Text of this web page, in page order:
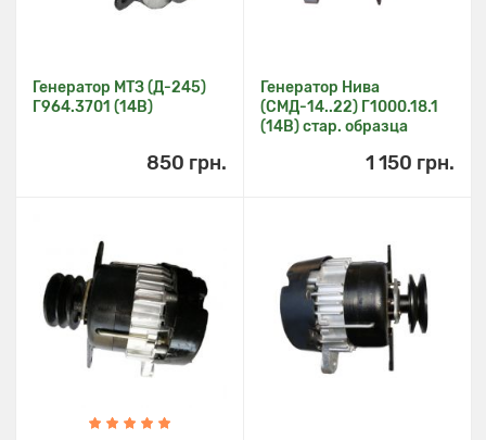
Генератор МТЗ (Д-245)
Г964.3701 (14В)
850 грн.
Генератор Нива
(СМД-14..22) Г1000.18.1
(14В) стар. образца
1 150 грн.